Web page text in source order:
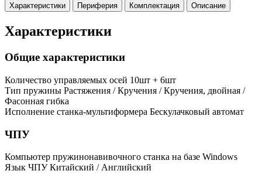
Характеристики Периферия Комплектация Описание
Характеристики
Общие характеристики
Количество управляемых осей 10шт + 6шт
Тип пружины Растяжения / Кручения / Кручения, двойная /
Фасонная гибка
Исполнение станка-мультиформера Бескулачковый автомат
ЧПУ
Компьютер пружинонавивочного станка на базе Windows
Язык ЧПУ Китайский / Английский